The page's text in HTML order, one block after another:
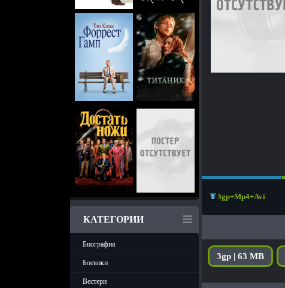
КАТЕГОРИИ
Биография
Боевики
Вестерн
3gp+Mp4+Avi
3gp | 63 MB